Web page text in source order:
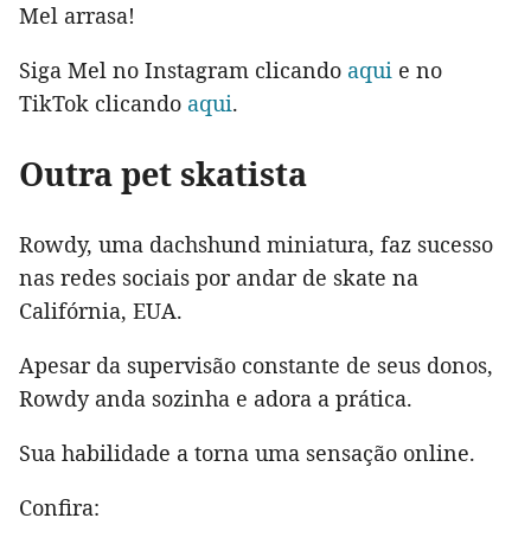
Mel arrasa!
Siga Mel no Instagram clicando aqui e no
TikTok clicando aqui.
Outra pet skatista
Rowdy, uma dachshund miniatura, faz sucesso
nas redes sociais por andar de skate na
Califórnia, EUA.
Apesar da supervisão constante de seus donos,
Rowdy anda sozinha e adora a prática.
Sua habilidade a torna uma sensação online.
Confira: